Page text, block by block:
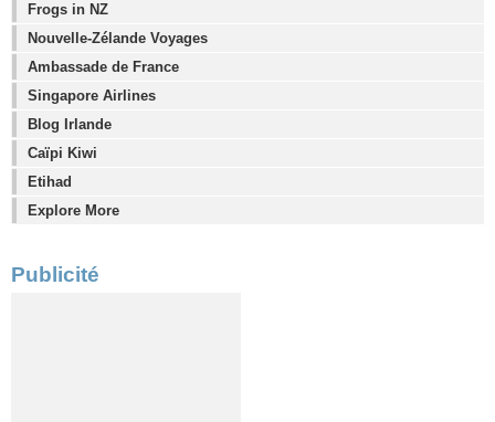
Frogs in NZ
Nouvelle-Zélande Voyages
Ambassade de France
Singapore Airlines
Blog Irlande
Caïpi Kiwi
Etihad
Explore More
Publicité